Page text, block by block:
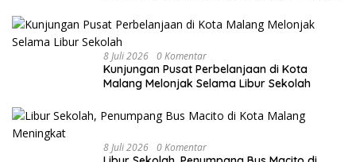
8 Juli 2026 0 Komentar
Kunjungan Pusat Perbelanjaan di Kota
Malang Melonjak Selama Libur Sekolah
8 Juli 2026 0 Komentar